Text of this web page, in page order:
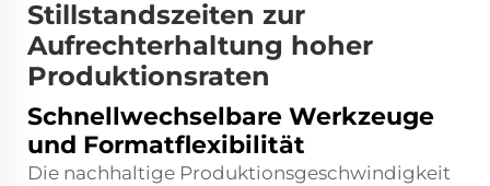
Stillstandszeiten zur
Aufrechterhaltung hoher
Produktionsraten
Schnellwechselbare Werkzeuge
und Formatflexibilität
Die nachhaltige Produktionsgeschwindigkeit